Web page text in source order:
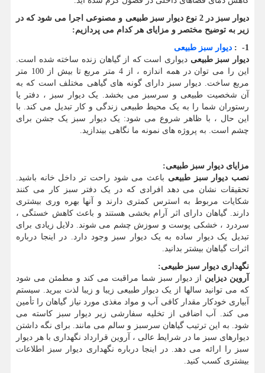
دیوار سبز در 2 نوع دیوار سبز طبیعی و مصنوعی اجرا می شود که در
زیر به توضیح مختصر و مزایای هر کدام می پردازیم:
1
- دیوار سبز طبیعی :
دیوار سبز طبیعی دیواری است که از گیاهان زنده ساخته شده است.
این را می توان در همه اندازه ، از 4 متر مربع تا بیش از 100 متر
مربع ساخت. دیوار سبز دارای گونه های گیاهی مختلف است که به
آن شخصیت طبیعی و سرسبز می بخشد. یک دیوار سبز ، دفتر یا
رستوران شما را به یک محیط طبیعی زندگی و کار تبدیل می کند. با
این حال ، با ظاهر شروع می شود: یک دیوار سبز یک جشن برای
چشم است. به پروژه های نمونه ما نگاهی بیندازید.
مزایای دیوار سبز طبیعی:
نصب دیوار سبز طبیعی باعث می شود راحت تر داخل خانه باشید.
تحقیقات نشان می دهد افرادی که در یک دفتر سبز کار می کنند
شکایات مربوط به استرس کمتری دارند و آنها بهره وری بیشتری
دارند. گیاهان دارای اثر آرام بخشی هستند و باعث کاهش خستگی ،
سردرد ، خشکی پوست و سوزش چشم می شوند. دلایل زیادی برای
تبدیل یک دیوار ساده به یک دیوار سبز وجود دارد. در اینجا درباره
اثرات گیاهان بیشتر بدانید.
نگهداری دیوار سبز طبیعی:
آروین دیزاین از دیوار سبز شما مراقبت می کند و مطمئن می شود
که می توانید سالها از یک دیوار طبیعی زیبا و زیبا لذت ببرید. سیستم
آبیاری خودکار مقدار کافی آب و مواد مغذی مورد نیاز گیاهان را تأمین
می کند. آب اضافی از تخلیه سفارشی زیر دیوار سبز کاسته می
شود. به این ترتیب گیاهان سرسبز و سالم می مانند. برای نگه داشتن
دیوارهای سبز ما در شرایط عالی ، آروین قرارداد نگهداری با هر دیوار
سبز را ارائه می دهد. در اینجا درباره نگهداری دیوار سبز اطلاعات
بیشتری کسب کنید.